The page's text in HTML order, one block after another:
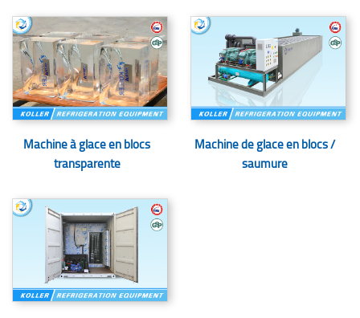
Machine à glace en blocs
transparente
Machine de glace en blocs /
saumure